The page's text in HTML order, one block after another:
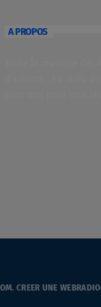
A PROPOS
CREER UNE WEBRADIO